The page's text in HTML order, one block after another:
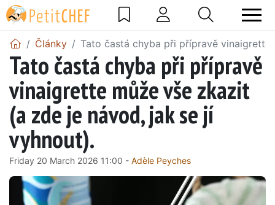
Články Tato častá chyba při přípravě
Tato častá chyba při přípravě
vinaigrette může vše zkazit
(a zde je návod, jak se jí
vyhnout).
Friday 20 March 2026 11:00 - Adèle Peyches